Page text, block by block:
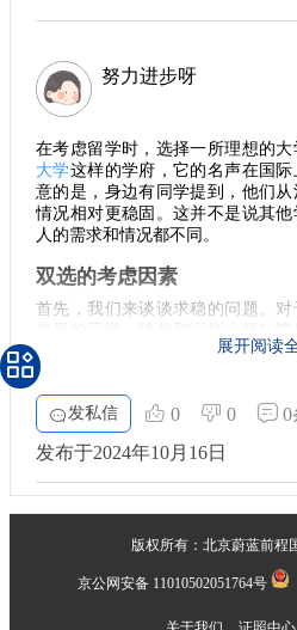
努力进步呀
在考虑留学时，选择一所理想的
大学这样的学府，它的名声在国
意的是，身边有同学提到，他们
情况相对更稳固。这并不是说其
人的需求和情况都不同。
双选的考虑因素
首先，我们来谈谈求稳的问题。
发展的同学，清华和深圳这样的
在资源、师资和就业上都有着较
大学这样的学校虽然也是个不错
少，尤其是在面试环节。实际上，
工科研究所笔试过关，但最终面
见不鲜。 当然，如果你不怕失败
是一个值得尝试的目标。毕竟，
业，更是关于成长和体验。
无论选择哪所学校，了解教授的
研究生阶段，教授的指导直接影
压力选择退学。显然，这种情况
展开阅读
发私信 0 0 0
发布于2024年10月16日
版权所有：北京蔚蓝前程
京公网安备 11010502051764号